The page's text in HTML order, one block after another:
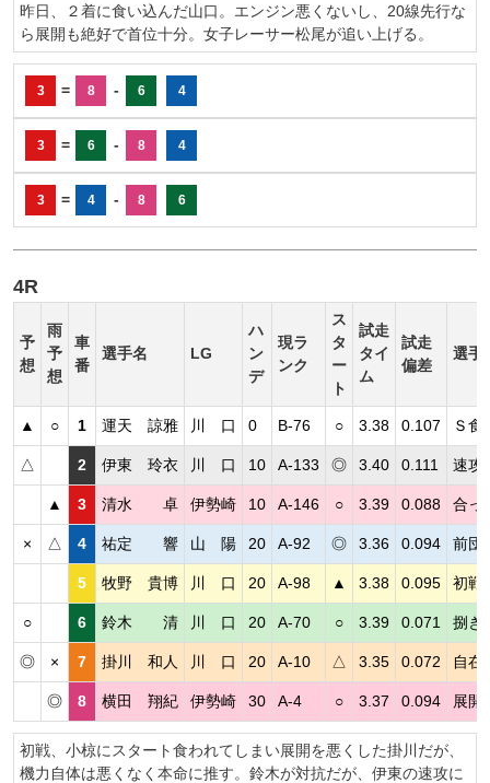
昨日、２着に食い込んだ山口。エンジン悪くないし、20線先行な
ら展開も絶好で首位十分。女子レーサー松尾が追い上げる。
3 = 8 - 6 4
3 = 6 - 8 4
3 = 4 - 8 6
4R
予
想
雨
予
想
車
番
選手名 LG
ハ
ン
デ
現ラ
ンク
ス
タ
ー
ト
試走
タイ
ム
試走
偏差
選手
▲ ○ 1 運天 諒雅 川 口 0 B-76 ○ 3.38 0.107 Ｓ食
△ 2 伊東 玲衣 川 口 10 A-133 ◎ 3.40 0.111 速攻
▲ 3 清水 卓 伊勢崎 10 A-146 ○ 3.39 0.088 合っ
× △ 4 祐定 響 山 陽 20 A-92 ◎ 3.36 0.094 前団
5 牧野 貴博 川 口 20 A-98 ▲ 3.38 0.095 初戦
○ 6 鈴木 清 川 口 20 A-70 ○ 3.39 0.071 捌き
◎ × 7 掛川 和人 川 口 20 A-10 △ 3.35 0.072 自在
◎ 8 横田 翔紀 伊勢崎 30 A-4 ○ 3.37 0.094 展開
初戦、小椋にスタート食われてしまい展開を悪くした掛川だが、
機力自体は悪くなく本命に推す。鈴木が対抗だが、伊東の速攻に